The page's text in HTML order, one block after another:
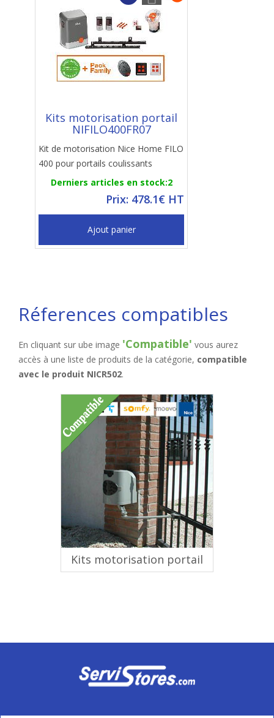
Kits motorisation portail
NIFILO400FR07
Kit de motorisation Nice Home FILO
400 pour portails coulissants
Derniers articles en stock:2
Prix: 478.1€ HT
Ajout panier
Réferences compatibles
En cliquant sur ube image 'Compatible' vous aurez
accès à une liste de produits de la catégorie, compatible
avec le produit NICR502.
Kits motorisation portail